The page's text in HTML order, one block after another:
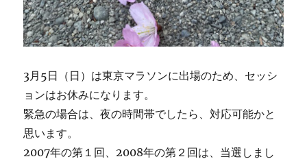
3月5日（日）は東京マラソンに出場のため、セッシ
ョンはお休みになります。
緊急の場合は、夜の時間帯でしたら、対応可能かと
思います。
2007年の第１回、2008年の第２回は、当選しまし